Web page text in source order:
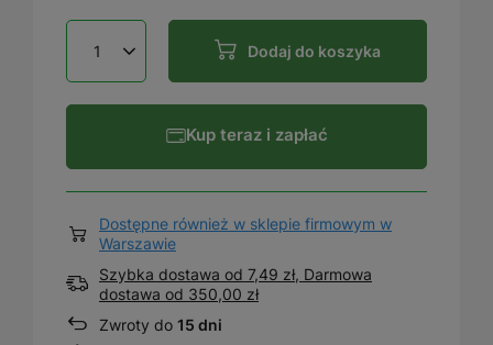
Dodaj do koszyka
Kup teraz i zapłać
Dostępne również w sklepie firmowym w
Warszawie
Szybka dostawa od 7,49 zł, Darmowa
dostawa od 350,00 zł
Zwroty do 15 dni